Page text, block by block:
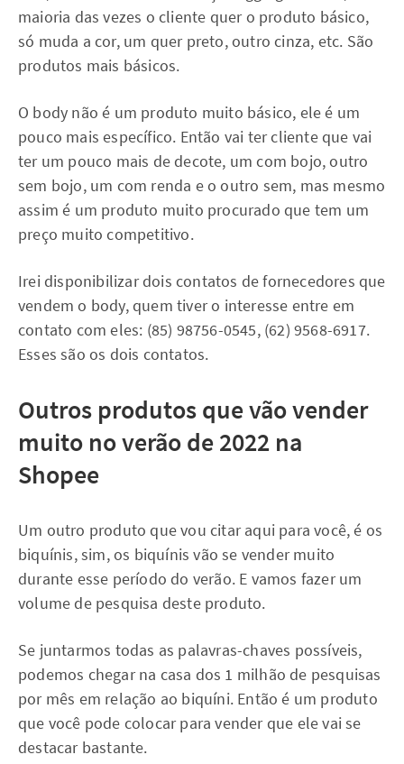
maioria das vezes o cliente quer o produto básico,
só muda a cor, um quer preto, outro cinza, etc. São
produtos mais básicos.
O body não é um produto muito básico, ele é um
pouco mais específico. Então vai ter cliente que vai
ter um pouco mais de decote, um com bojo, outro
sem bojo, um com renda e o outro sem, mas mesmo
assim é um produto muito procurado que tem um
preço muito competitivo.
Irei disponibilizar dois contatos de fornecedores que
vendem o body, quem tiver o interesse entre em
contato com eles: (85) 98756-0545, (62) 9568-6917.
Esses são os dois contatos.
Outros produtos que vão vender
muito no verão de 2022 na
Shopee
Um outro produto que vou citar aqui para você, é os
biquínis, sim, os biquínis vão se vender muito
durante esse período do verão. E vamos fazer um
volume de pesquisa deste produto.
Se juntarmos todas as palavras-chaves possíveis,
podemos chegar na casa dos 1 milhão de pesquisas
por mês em relação ao biquíni. Então é um produto
que você pode colocar para vender que ele vai se
destacar bastante.